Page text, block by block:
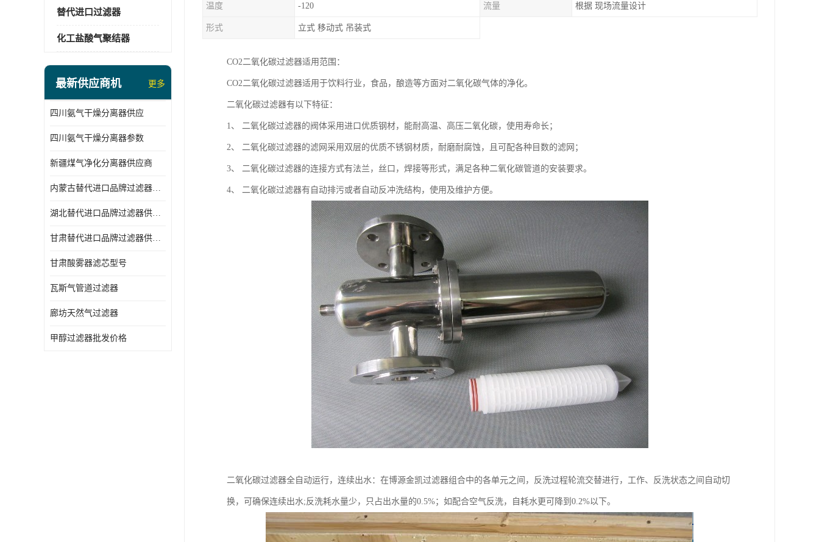
替代进口过滤器
化工盐酸气聚结器
最新供应商机 更多
四川氨气干燥分离器供应
四川氨气干燥分离器参数
新疆煤气净化分离器供应商
内蒙古替代进口品牌过滤器厂家
湖北替代进口品牌过滤器供应商
甘肃替代进口品牌过滤器供应商
甘肃酸雾器滤芯型号
瓦斯气管道过滤器
廊坊天然气过滤器
甲醇过滤器批发价格
温度 -120 流量 根据 现场流量设计
形式 立式 移动式 吊装式
CO2二氧化碳过滤器适用范围：
CO2二氧化碳过滤器适用于饮料行业，食品，酿造等方面对二氧化碳气体的净化。
二氧化碳过滤器有以下特征：
1、 二氧化碳过滤器的阀体采用进口优质钢材，能耐高温、高压二氧化碳，使用寿命长；
2、 二氧化碳过滤器的滤网采用双层的优质不锈钢材质，耐磨耐腐蚀，且可配各种目数的滤网；
3、 二氧化碳过滤器的连接方式有法兰，丝口，焊接等形式，满足各种二氧化碳管道的安装要求。
4、 二氧化碳过滤器有自动排污或者自动反冲洗结构，使用及维护方便。
二氧化碳过滤器全自动运行，连续出水：在博源金凯过滤器组合中的各单元之间，反洗过程轮流交替进行，工作、反洗状态之间自动切
换，可确保连续出水;反洗耗水量少，只占出水量的0.5%；如配合空气反洗，自耗水更可降到0.2%以下。